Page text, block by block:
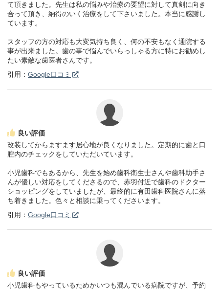
て頂きました。先生は私の悩みや治療の要望に対して真剣に向き
合って頂き、納得のいく治療をして下さいました。本当に感謝し
ています。
スタッフの方の対応も大変気持ち良く、何の不安もなく通院する
事が出来ました。歯の事で悩んでいらっしゃる方に特にお勧めし
たい素敵な歯医者さんです。
引用： Google口コミ
良い評価
改装してからますます居心地が良くなりました。定期的に歯と口
腔内のチェックをしていただいています。
小児歯科でもあるから、先生を始め歯科衛生士さんや歯科助手さ
んが優しい対応をしてくださるので、赤羽付近で歯科のドクター
ショッピングをしていましたが、最終的に有田歯科医院さんに落
ち着きました。色々と相談に乗ってくださいます。
引用： Google口コミ
良い評価
小児歯科もやっているためかいつも混んでいる病院ですが、予約